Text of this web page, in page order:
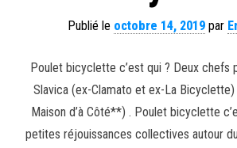
Publié le octobre 14, 2019par
Poulet bicyclette c’est qui ? Deux chefs
Slavica (ex-Clamato et ex-La Bicyclette)
Maison d’à Côté**) . Poulet bicyclette
petites réjouissances collectives autour